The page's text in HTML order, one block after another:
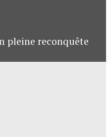
pleine reconquête